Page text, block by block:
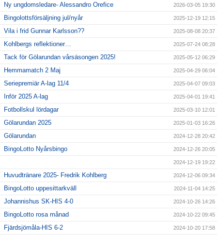
Ny ungdomsledare- Alessandro Orefice 2026-03-05 19:30
Bingolottsförsäljning jul/nyår 2025-12-19 12:15
Vila i frid Gunnar Karlsson?? 2025-08-08 20:37
Kohlbergs reflektioner… 2025-07-24 08:28
Tack för Gölarundan vårsäsongen 2025! 2025-05-12 06:29
Hemmamatch 2 Maj 2025-04-29 06:04
Seriepremiär A-lag 11/4 2025-04-07 09:03
Inför 2025 A-lag 2025-04-01 19:41
Fotbollskul lördagar 2025-03-10 12:01
Gölarundan 2025 2025-01-03 16:26
Gölarundan 2024-12-28 20:42
BingoLotto Nyårsbingo 2024-12-26 20:05
2024-12-19 19:22
Huvudtränare 2025- Fredrik Kohlberg 2024-12-06 09:34
BingoLotto uppesittarkväll 2024-11-04 14:25
Johannishus SK-HIS 4-0 2024-10-26 14:26
BingoLotto rosa månad 2024-10-22 09:45
Fjärdsjömåla-HIS 6-2 2024-10-20 17:58